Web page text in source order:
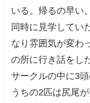
いる。帰るの早い
同時に見学してい
なり雰囲気が変わ
の所に行き話をし
サークルの中に3
うちの2匹は尻尾